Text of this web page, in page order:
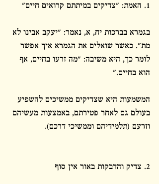
1. האמת: "צדיקים במיתתם קרואים חיים"
בגמרא בברכות יח, א, נאמר: "יעקב אבינו לא
מת". כאשר שואלים את הגמרא איך אפשר
לומר כך, היא משיבה: "מה זרעו בחיים, אף
הוא בחיים."
המשמעות היא שצדיקים ממשיכים להשפיע
בעולם גם לאחר פטירתם, באמצעות מעשיהם
וזרעם (תלמידיהם וממשיכי דרכם).
2. צדיק והדבקות באור אין סוף